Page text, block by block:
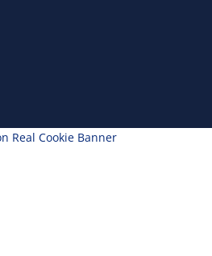
Real Cookie Banner